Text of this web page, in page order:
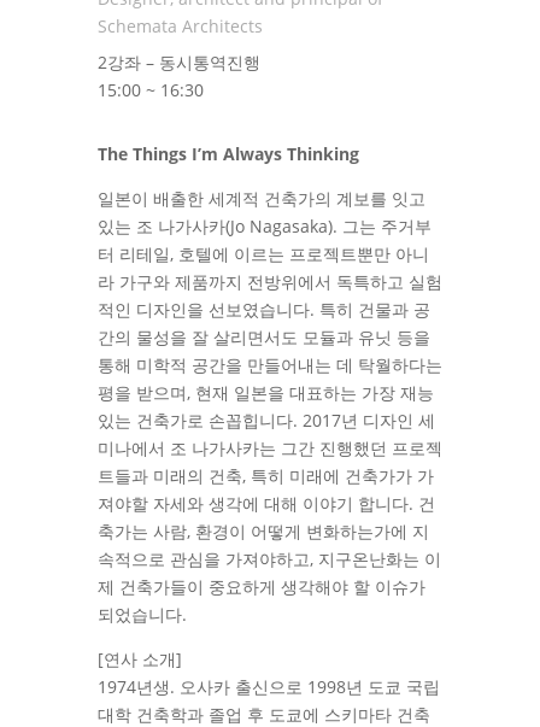
Schemata Architects
2강좌 – 동시통역진행
15:00 ~ 16:30
The Things I’m Always Thinking
일본이 배출한 세계적 건축가의 계보를 잇고
있는 조 나가사카(Jo Nagasaka). 그는 주거부
터 리테일, 호텔에 이르는 프로젝트뿐만 아니
라 가구와 제품까지 전방위에서 독특하고 실험
적인 디자인을 선보였습니다. 특히 건물과 공
간의 물성을 잘 살리면서도 모듈과 유닛 등을
통해 미학적 공간을 만들어내는 데 탁월하다는
평을 받으며, 현재 일본을 대표하는 가장 재능
있는 건축가로 손꼽힙니다. 2017년 디자인 세
미나에서 조 나가사카는 그간 진행했던 프로젝
트들과 미래의 건축, 특히 미래에 건축가가 가
져야할 자세와 생각에 대해 이야기 합니다. 건
축가는 사람, 환경이 어떻게 변화하는가에 지
속적으로 관심을 가져야하고, 지구온난화는 이
제 건축가들이 중요하게 생각해야 할 이슈가
되었습니다.
[연사 소개]
1974년생. 오사카 출신으로 1998년 도쿄 국립
대학 건축학과 졸업 후 도쿄에 스키마타 건축